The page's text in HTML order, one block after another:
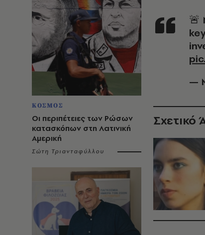
ΚΟΣΜΟΣ
Οι περιπέτειες των Ρώσων
κατασκόπων στη Λατινική
Αμερική
Σώτη Τριανταφύλλου
—
Σχετικό